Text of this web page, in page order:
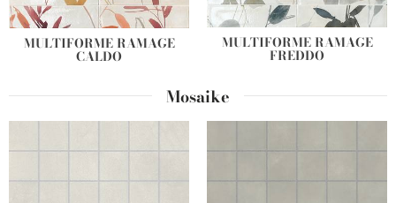
MULTIFORME RAMAGE
CALDO
MULTIFORME RAMAGE
FREDDO
Mosaike